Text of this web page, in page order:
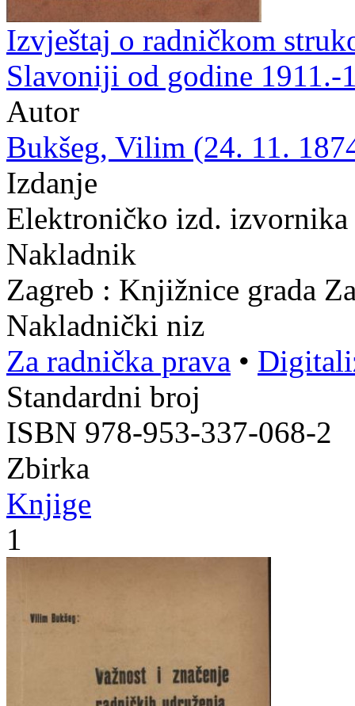
Izvještaj o radničkom
Slavoniji od godine
Autor
Bukšeg, Vilim (24. 11.
Izdanje
Elektroničko izd.
Nakladnik
Zagreb : Knjižnice grada
Nakladnički niz
Za radnička prava •
Standardni broj
ISBN 978-953-337-068-2
Zbirka
Knjige
1